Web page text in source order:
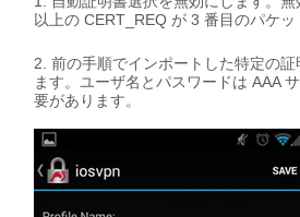
以上の CERT_REQ が 3 番目のパケッ
前の手順でインポートした特定の証
ます。ユーザ名とパスワードは AAA
要があります。